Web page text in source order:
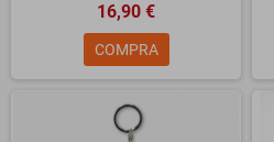
16,90 €
COMPRA